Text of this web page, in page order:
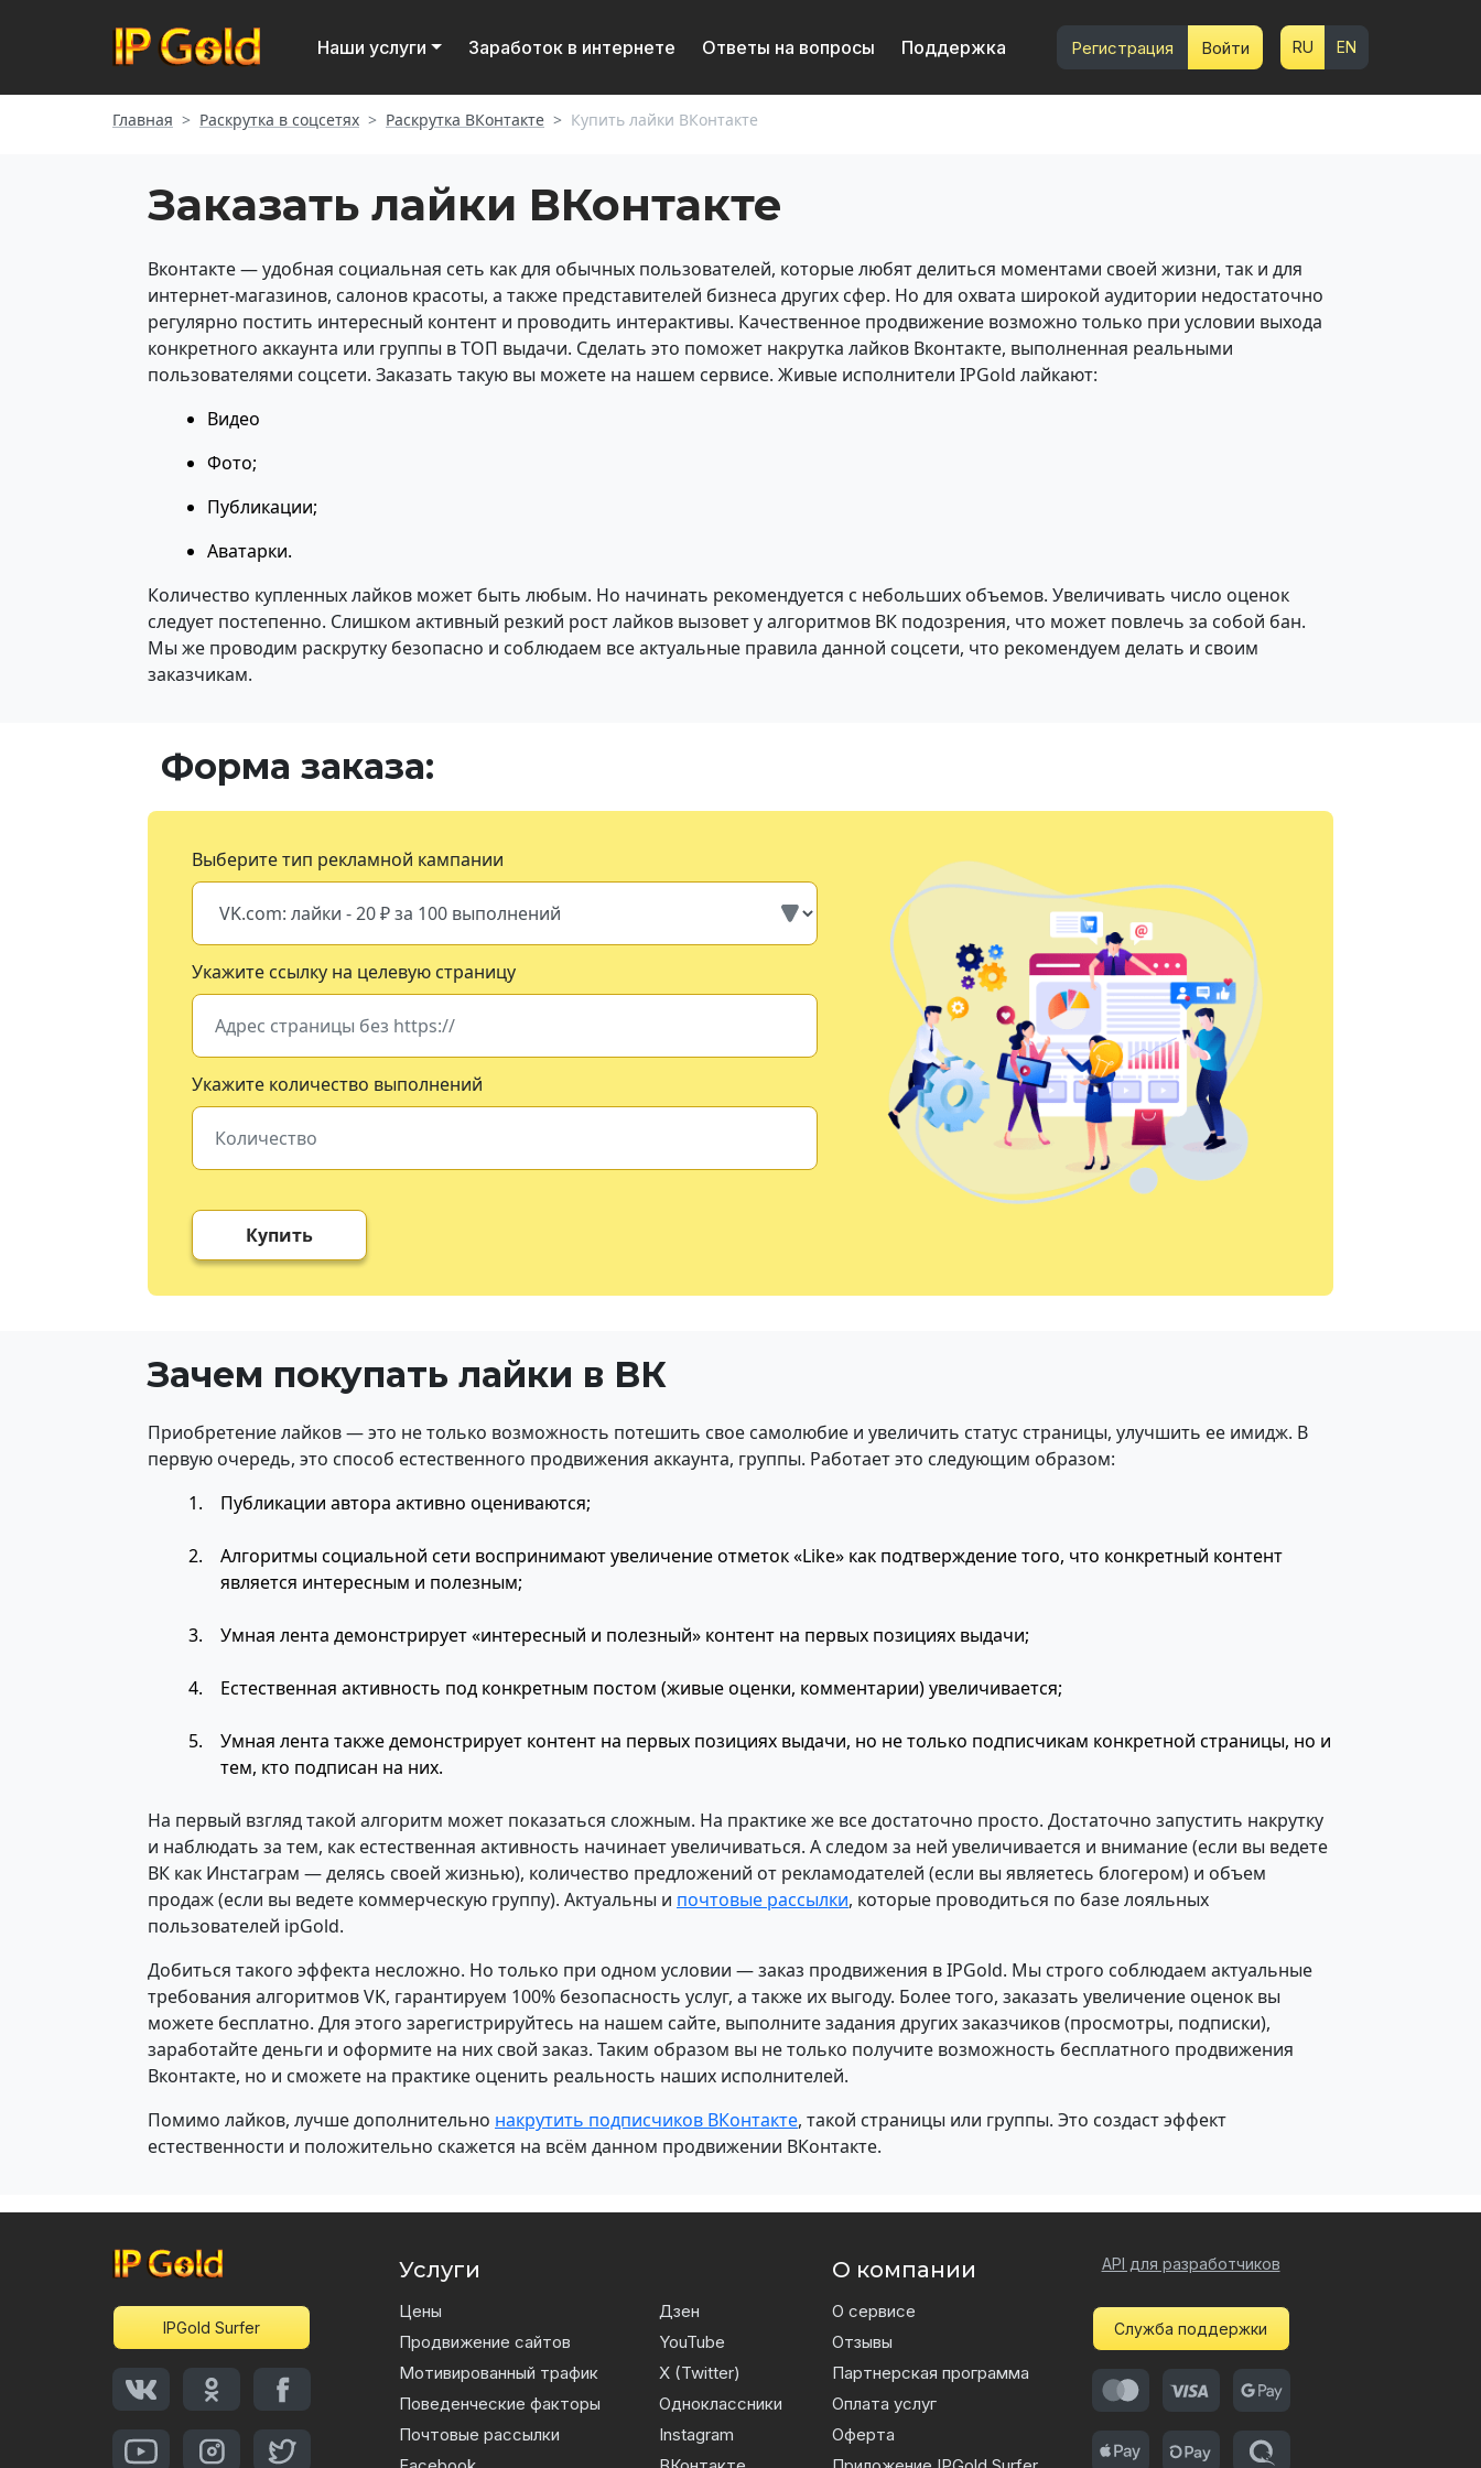
Наши услуги Заработок в интернете Ответы на вопросы Поддержка Регистрация Войти RU EN
Главная Раскрутка в соцсетях Раскрутка ВКонтакте Купить лайки ВКонтакте
Заказать лайки ВКонтакте
Вконтакте — удобная социальная сеть как для обычных пользователей, которые любят делиться моментами своей жизни, так и для
интернет-магазинов, салонов красоты, а также представителей бизнеса других сфер. Но для охвата широкой аудитории недостаточно
регулярно постить интересный контент и проводить интерактивы. Качественное продвижение возможно только при условии выхода
конкретного аккаунта или группы в ТОП выдачи. Сделать это поможет накрутка лайков Вконтакте, выполненная реальными
пользователями соцсети. Заказать такую вы можете на нашем сервисе. Живые исполнители IPGold лайкают:
Видео
Фото;
Публикации;
Аватарки.
Количество купленных лайков может быть любым. Но начинать рекомендуется с небольших объемов. Увеличивать число оценок
следует постепенно. Слишком активный резкий рост лайков вызовет у алгоритмов ВК подозрения, что может повлечь за собой бан.
Мы же проводим раскрутку безопасно и соблюдаем все актуальные правила данной соцсети, что рекомендуем делать и своим
заказчикам.
Форма заказа:
Выберите тип рекламной кампании
Укажите ссылку на целевую страницу
Укажите количество выполнений
Купить
Зачем покупать лайки в ВК
Приобретение лайков — это не только возможность потешить свое самолюбие и увеличить статус страницы, улучшить ее имидж. В
первую очередь, это способ естественного продвижения аккаунта, группы. Работает это следующим образом:
Публикации автора активно оцениваются;
Алгоритмы социальной сети воспринимают увеличение отметок «Like» как подтверждение того, что конкретный контент
является интересным и полезным;
Умная лента демонстрирует «интересный и полезный» контент на первых позициях выдачи;
Естественная активность под конкретным постом (живые оценки, комментарии) увеличивается;
Умная лента также демонстрирует контент на первых позициях выдачи, но не только подписчикам конкретной страницы, но и
тем, кто подписан на них.
На первый взгляд такой алгоритм может показаться сложным. На практике же все достаточно просто. Достаточно запустить накрутку
и наблюдать за тем, как естественная активность начинает увеличиваться. А следом за ней увеличивается и внимание (если вы ведете
ВК как Инстаграм — делясь своей жизнью), количество предложений от рекламодателей (если вы являетесь блогером) и объем
продаж (если вы ведете коммерческую группу). Актуальны и почтовые рассылки, которые проводиться по базе лояльных
пользователей ipGold.
Добиться такого эффекта несложно. Но только при одном условии — заказ продвижения в IPGold. Мы строго соблюдаем актуальные
требования алгоритмов VK, гарантируем 100% безопасность услуг, а также их выгоду. Более того, заказать увеличение оценок вы
можете бесплатно. Для этого зарегистрируйтесь на нашем сайте, выполните задания других заказчиков (просмотры, подписки),
заработайте деньги и оформите на них свой заказ. Таким образом вы не только получите возможность бесплатного продвижения
Вконтакте, но и сможете на практике оценить реальность наших исполнителей.
Помимо лайков, лучше дополнительно накрутить подписчиков ВКонтакте, такой страницы или группы. Это создаст эффект
естественности и положительно скажется на всём данном продвижении ВКонтакте.
IPGold Surfer
Услуги
Цены
Продвижение сайтов
Мотивированный трафик
Поведенческие факторы
Почтовые рассылки
Дзен
YouTube
X (Twitter)
Одноклассники
Instagram
О компании
О сервисе
Отзывы
Партнерская программа
Оплата услуг
Оферта
API для разработчиков
Служба поддержки